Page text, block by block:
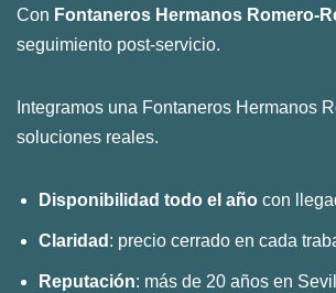
Con Fontaneros Hermanos Romero-
seguimiento post-servicio.
Integramos una Fontaneros Hermanos
soluciones reales.
Disponibilidad todo el año con
Claridad : precio cerrado en cada
Reputación: más de 20 años en